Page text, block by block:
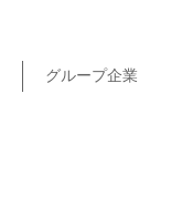
グループ企業